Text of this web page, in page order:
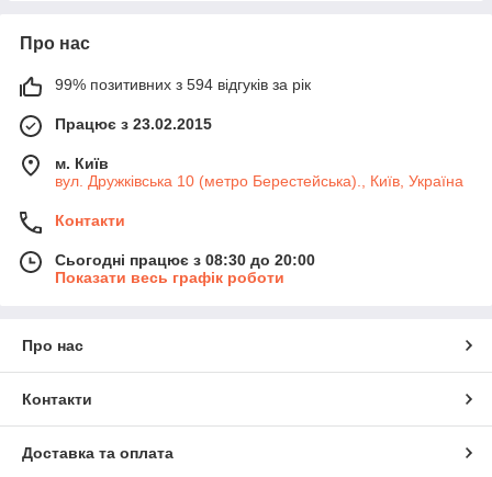
Про нас
99% позитивних з 594 відгуків за рік
Працює з 23.02.2015
м. Київ
вул. Дружківська 10 (метро Берестейська)., Київ, Україна
Контакти
Сьогодні працює з 08:30 до 20:00
Показати весь графік роботи
Про нас
Контакти
Доставка та оплата